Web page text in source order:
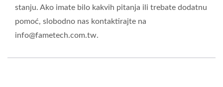
stanju. Ako imate bilo kakvih pitanja ili trebate dodatnu
pomoć, slobodno nas kontaktirajte na
info@fametech.com.tw.